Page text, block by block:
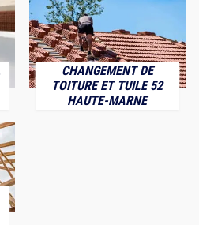
CHANGEMENT DE
TOITURE ET TUILE 52
HAUTE-MARNE